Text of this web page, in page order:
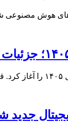
هوش